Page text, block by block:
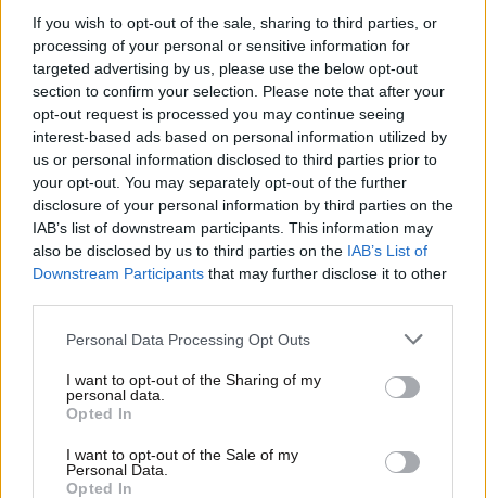
If you wish to opt-out of the sale, sharing to third parties, or
processing of your personal or sensitive information for
targeted advertising by us, please use the below opt-out
section to confirm your selection. Please note that after your
opt-out request is processed you may continue seeing
interest-based ads based on personal information utilized by
us or personal information disclosed to third parties prior to
your opt-out. You may separately opt-out of the further
disclosure of your personal information by third parties on the
IAB’s list of downstream participants. This information may
also be disclosed by us to third parties on the IAB’s List of
Downstream Participants that may further disclose it to other
Please note that this website/app uses one or more Google
not limited to your visit or usage behaviour. You may click to
grant or deny consent to Google and its third-party tags to
use your data for below specified purposes in below Google
consent section.
Personal Data Processing Opt Outs
I want to opt-out of the Sharing of my
personal data.
Opted In
I want to opt-out of the Sale of my
Personal Data.
Opted In
Κοτόπουλο με σπαράγγια και καρότο